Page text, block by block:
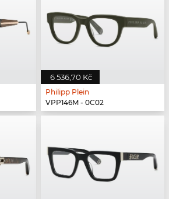
6 536,70 Kč
Philipp Plein
VPP146M - 0C02